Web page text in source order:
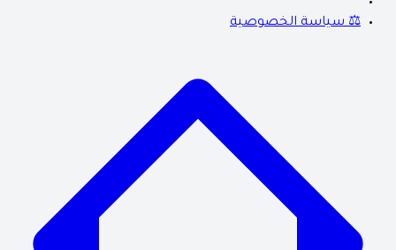
⚖️ سياسة الخصوصية